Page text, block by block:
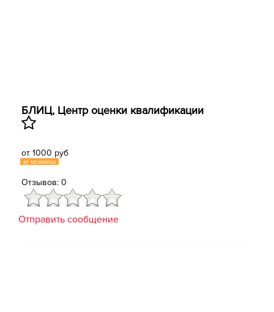
БЛИЦ, Центр оценки квалификации
от 1000 руб
за человека
Отзывов: 0
Отправить сообщение